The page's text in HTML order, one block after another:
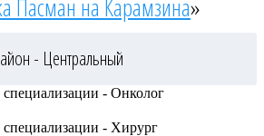
Пасман на Карамзина»
- Центральный
- Онколог
- Хирург